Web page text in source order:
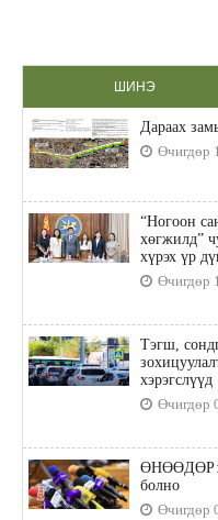
ШИНЭ
Дараах
Өчигдөр
“Ногоон
хөгжилд”
хүрэх үр
Өчигдөр
Тэгш,
хэрэгслүүд
Өчигдөр
ӨНӨӨДӨР:
болно
Өчигдөр